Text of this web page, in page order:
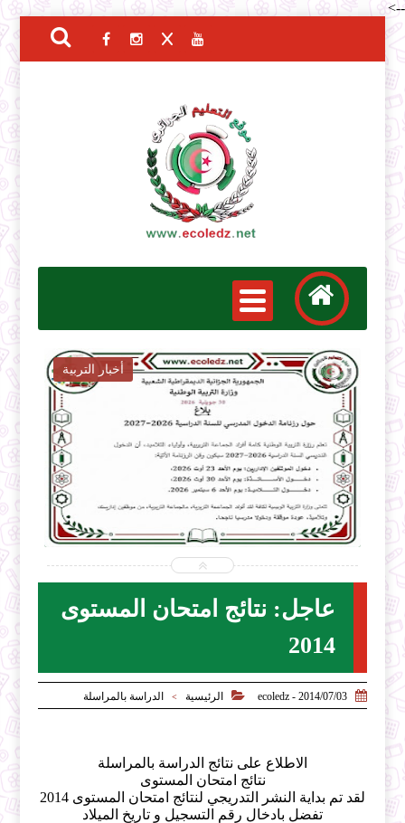
-->
2026-07-31
ecoledz.net
أخبار التوظيف
2026-07-28
ecoledz.net
عاجل: نتائج امتحان المستوى
2014

2014/07/03 - ecoledz
 الرئيسية > الدراسة بالمراسلة
الاطلاع على نتائج الدراسة بالمراسلة
نتائج امتحان المستوى
لقد تم بداية النشر التدريجي لنتائج امتحان المستوى 2014
تفضل بادخال رقم التسجيل و تاريخ الميلاد